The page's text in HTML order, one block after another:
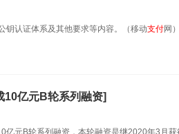
钥认证体系及其他要求等内容。（移动支付网
10亿元B轮系列融资]
亿元B轮系列融资，本轮融资是继2020年3月